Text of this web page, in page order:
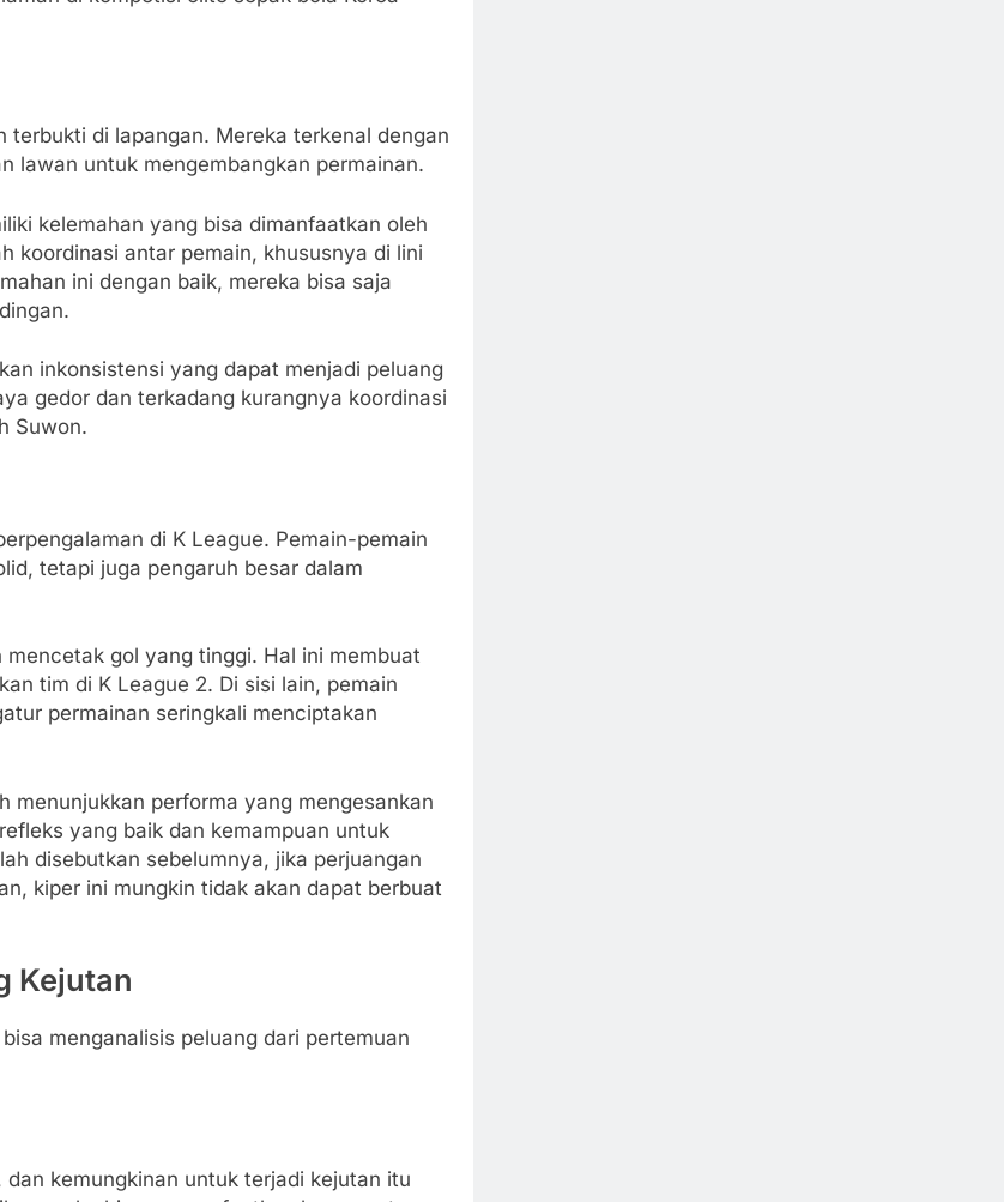
di lapangan. Mereka terkenal dengan
lawan untuk mengembangkan permainan.
kelemahan yang bisa dimanfaatkan oleh
koordinasi antar pemain, khususnya di lini
ini dengan baik, mereka bisa saja
inkonsistensi yang dapat menjadi peluang
gedor dan terkadang kurangnya koordinasi
Suwon.
di K League. Pemain-pemain
tetapi juga pengaruh besar dalam
gol yang tinggi. Hal ini membuat
tim di K League 2. Di sisi lain, pemain
permainan seringkali menciptakan
menunjukkan performa yang mengesankan
yang baik dan kemampuan untuk
disebutkan sebelumnya, jika perjuangan
kiper ini mungkin tidak akan dapat berbuat
Kejutan
menganalisis peluang dari pertemuan
kemungkinan untuk terjadi kejutan itu